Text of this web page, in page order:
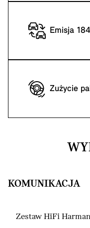
Emisja
Zużycie
KOMUNIKACJA
Zestaw HiFi